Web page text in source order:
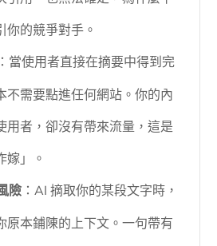
你的競爭對手。
當使用者直接在摘要中得到完
不需要點進任何網站。你的內
用者，卻沒有帶來流量，這是
嫁」。
險：AI 摘取你的某段文字時，
原本鋪陳的上下文。一句帶有